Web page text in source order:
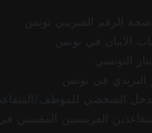
صحة الرقم الضريبي تونس
الآيبان في تونس
التونسي
البريدي في تونس
الشخصي للموظف/المتقاعد
الفرنسيين المقيمين